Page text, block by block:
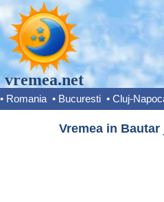
vremea.net
• Romania • Bucuresti • Cluj-
Vremea in